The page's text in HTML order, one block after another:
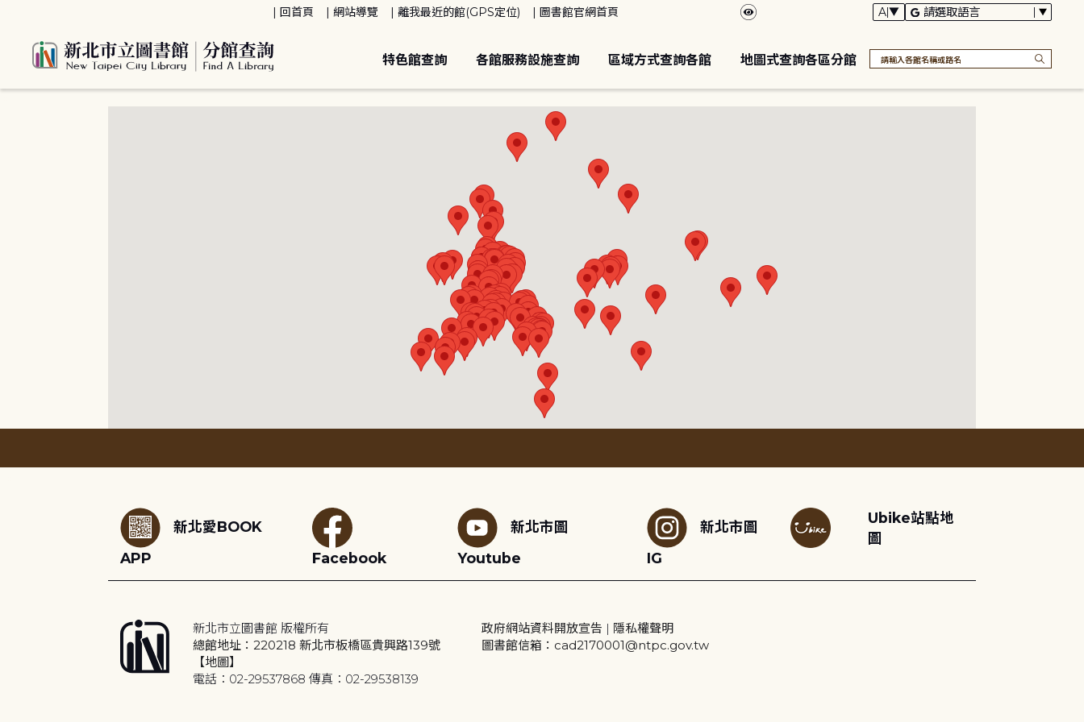
回首頁 網站導覽 離我最近的館(GPS定位) 圖書館官網首頁
特色館查詢 各館服務設施查詢 區域方式查詢各館 地圖式查詢各區分館
新北愛BOOK
APP
Facebook
新北市圖
Youtube
新北市圖
IG
Ubike站點地
圖
新北市立圖書館 版權所有
總館地址：220218 新北市板橋區貴興路139號
【地圖】
電話：02-29537868 傳真：02-29538139
政府網站資料開放宣告 | 隱私權聲明
圖書館信箱：cad2170001@ntpc.gov.tw